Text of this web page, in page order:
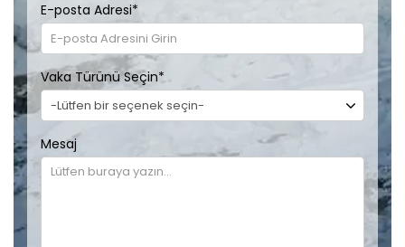
E-posta Adresi*
Vaka Türünü Seçin*
Mesaj